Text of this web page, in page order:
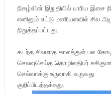
நிகழ்வின் இறுதியில் பாரிய இசை
எனினும் எட்டு மணியளவில் சில
நிறுத்தப்பட்டது.
கடந்த சிலமாத காலத்துள் பல
செலவுசெய்த தொழிலதிபர்
செல்வாக்கு உருவாகி வருவது
குறிப்பிடத்தக்கது.